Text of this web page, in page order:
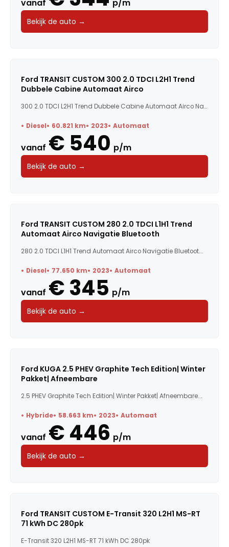
vanaf p/m
Bekijk de auto →
Ford TRANSIT CUSTOM 300 2.0 TDCI L2H1 Trend
Dubbele Cabine Automaat Airco
300 2.0 TDCI L2H1 Trend Dubbele Cabine Automaat Airco Nav...
Diesel 60.821 km 2023 Automaat
vanaf € 540 p/m
Bekijk de auto →
Ford TRANSIT CUSTOM 280 2.0 TDCI L1H1 Trend
Automaat Airco Navigatie Bluetooth
280 2.0 TDCI L1H1 Trend Automaat Airco Navigatie Bluetoot...
Diesel 77.650 km 2023 Automaat
vanaf € 345 p/m
Bekijk de auto →
Ford KUGA 2.5 PHEV Graphite Tech Edition| Winter
Pakket| Afneembare
2.5 PHEV Graphite Tech Edition| Winter Pakket| Afneembare...
Hybride 58.663 km 2023 Automaat
vanaf € 446 p/m
Bekijk de auto →
Ford TRANSIT CUSTOM E-Transit 320 L2H1 MS-RT
71 kWh DC 280pk
E-Transit 320 L2H1 MS-RT 71 kWh DC 280pk